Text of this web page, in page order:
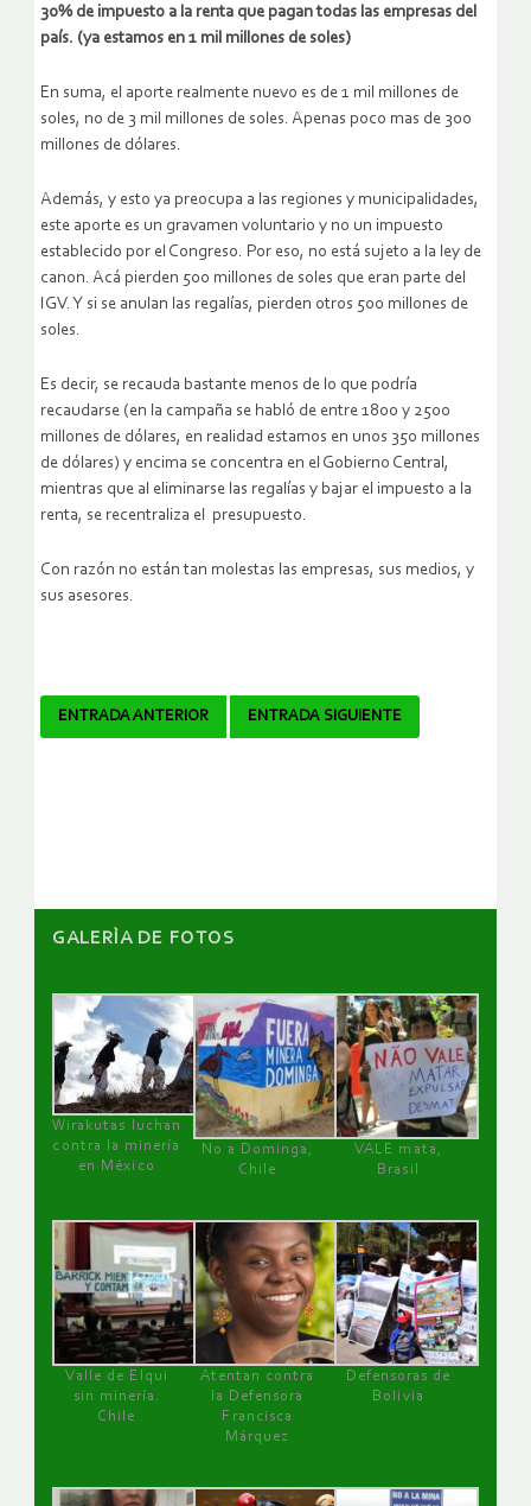
30% de impuesto a la renta que pagan todas las empresas del
país. (ya estamos en 1 mil millones de soles)
En suma, el aporte realmente nuevo es de 1 mil millones de
soles, no de 3 mil millones de soles. Apenas poco mas de 300
millones de dólares.
Además, y esto ya preocupa a las regiones y municipalidades,
este aporte es un gravamen voluntario y no un impuesto
establecido por el Congreso. Por eso, no está sujeto a la ley de
canon. Acá pierden 500 millones de soles que eran parte del
IGV. Y si se anulan las regalías, pierden otros 500 millones de
soles.
Es decir, se recauda bastante menos de lo que podría
recaudarse (en la campaña se habló de entre 1800 y 2500
millones de dólares, en realidad estamos en unos 350 millones
de dólares) y encima se concentra en el Gobierno Central,
mientras que al eliminarse las regalías y bajar el impuesto a la
renta, se recentraliza el presupuesto.
Con razón no están tan molestas las empresas, sus medios, y
sus asesores.
Navegador
ENTRADA ANTERIOR ENTRADA SIGUIENTE
GALERÌA DE FOTOS
Wirakutas luchan
contra la minería
en México
No a Dominga,
Chile
VALE mata,
Brasil
Valle de Elqui
sin minería.
Chile
Atentan contra
la Defensora
Francisca
Márquez
Defensoras de
Bolivia